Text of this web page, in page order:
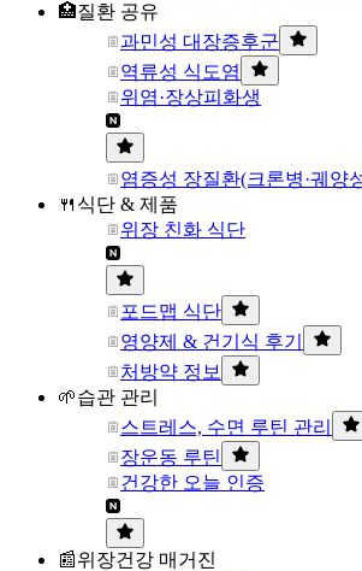
🏥질환 공유
과민성 대장증후군
역류성 식도염
위염·장상피화생
염증성 장질환(크론병·궤양
🍴식단 & 제품
위장 친화 식단
포드맵 식단
영양제 & 건기식 후기
처방약 정보
🌱습관 관리
스트레스, 수면 루틴 관리
장운동 루틴
건강한 오늘 인증
📰위장건강 매거진